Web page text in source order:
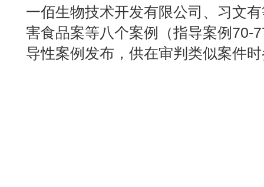
一佰生物技术开发有限公司、习文
害食品案等八个案例（指导案例70-
导性案例发布，供在审判类似案件